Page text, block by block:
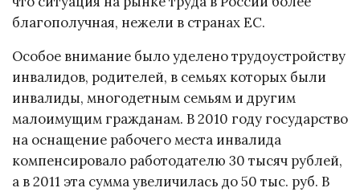
благополучная, нежели в странах ЕС.
Особое внимание было уделено трудоустройству
инвалидов, родителей, в семьях которых были
инвалиды, многодетным семьям и другим
малоимущим гражданам. В 2010 году государство
на оснащение рабочего места инвалида
компенсировало работодателю 30 тысяч рублей,
а в 2011 эта сумма увеличилась до 50 тыс. руб. В